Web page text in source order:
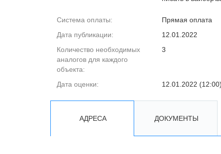
Система оплаты:
Прямая оплата
Дата публикации:
12.01.2022
Количество необходимых
аналогов для каждого
объекта:
3
Дата оценки: 12.01.2022
АДРЕСА ДОКУМЕНТЫ